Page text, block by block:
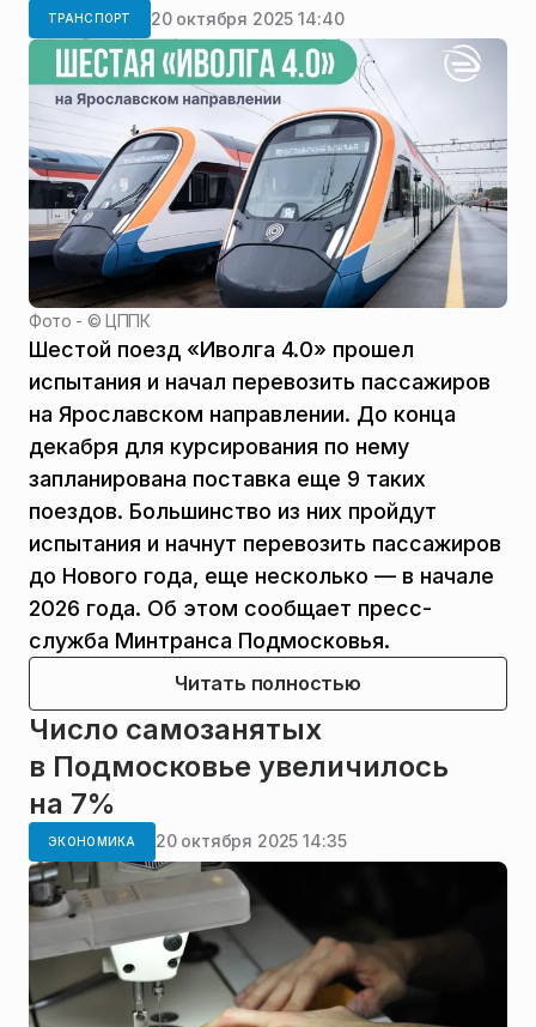
ТРАНСПОРТ 20 октября 2025 14:40
Фото - ©ЦППК
Шестой поезд «Иволга 4.0» прошел
испытания и начал перевозить пассажиров
на Ярославском направлении. До конца
декабря для курсирования по нему
запланирована поставка еще 9 таких
поездов. Большинство из них пройдут
испытания и начнут перевозить пассажиров
до Нового года, еще несколько — в начале
2026 года. Об этом сообщает пресс-
служба Минтранса Подмосковья.
Читать полностью
Число самозанятых
в Подмосковье увеличилось
на 7%
ЭКОНОМИКА 20 октября 2025 14:35